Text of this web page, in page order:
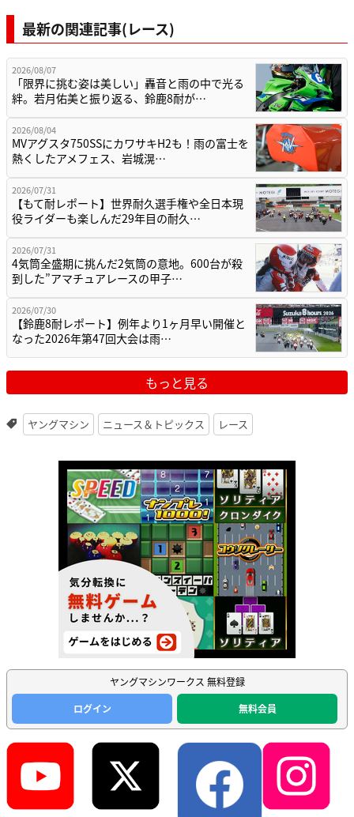
最新の関連記事(レース)
2026/08/07
「限界に挑む姿は美しい」轟音と雨の中で光る
絆。若月佑美と振り返る、鈴鹿8耐が…
2026/08/04
MVアグスタ750SSにカワサキH2も！雨の富士を
熱くしたアメフェス、岩城滉…
2026/07/31
【もて耐レポート】世界耐久選手権や全日本現
役ライダーも楽しんだ29年目の耐久…
2026/07/31
4気筒全盛期に挑んだ2気筒の意地。600台が殺
到した”アマチュアレースの甲子…
2026/07/30
【鈴鹿8耐レポート】例年より1ヶ月早い開催と
なった2026年第47回大会は雨…
もっと見る
ヤングマシン ニュース＆トピックス レース
ヤングマシンワークス 無料登録
ログイン
無料会員